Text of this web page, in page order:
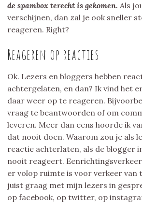
de spambox terecht is gekomen. Als
verschijnen, dan zal je ook sneller
reageren. Right?
Reageren op reacties
Ok. Lezers en bloggers hebben
achtergelaten, en dan? Ik vind het
daar weer op te reageren.
vraag te beantwoorden of om
leveren. Meer dan eens hoorde ik
dat nooit doen. Waarom zou je als
reactie achterlaten, als de blogger
nooit reageert.
er volop ruimte is voor verkeer van
juist graag met mijn lezers in
op facebook, op twitter, op